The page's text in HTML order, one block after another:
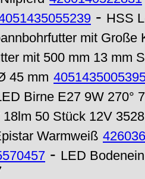
- HSS
mit Große
mit 500 mm 13 mm
45 mm
Birne E27 9W 270°
50 Stück 12V
Warmweiß
- LED